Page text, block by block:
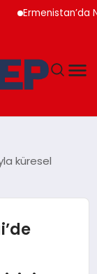
Nikol
küresel